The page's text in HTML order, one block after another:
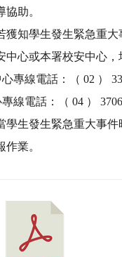
中心或本署校安中心，
專線電話：（ 02 ）
線電話：（ 04 ）
學生發生緊急重大事
作業。